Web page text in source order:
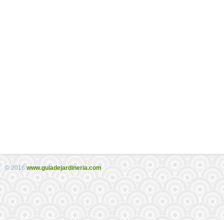
© 2016www.guiadejardineria.com